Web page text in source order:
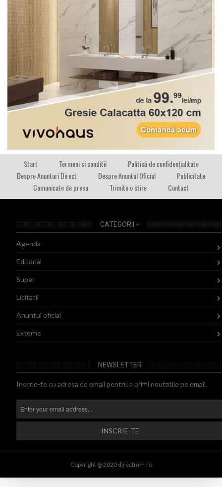
Start Termeni si conditii
Politică de confidențialitate
Despre Anunturi Direct
Despre Anuntul Oficial
Publicitate
Comunicate de presa
Trimite o stire Contact
CATEGORII +
Agenda
Editorial
Super
Licitatii
Anuntul oficial
Externe
NEWSLETTER
Inscrie-te cu adresa de email pentru a primi noutatile pe email.
Copyright @ 2020 directmm.ro